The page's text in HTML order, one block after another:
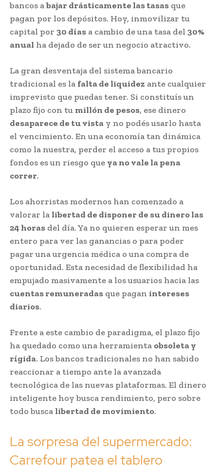
bancos abajar drásticamente las tasas que
pagan por los depósitos. Hoy, inmovilizar tu
capital por 30 días a cambio de una tasa del 30%
anual ha dejado de ser un negocio atractivo.
La gran desventaja del sistema bancario
tradicional es la falta de liquidez ante cualquier
imprevisto que puedas tener. Si constituís un
plazo fijo con tu millón de pesos, ese dinero
desaparece de tu vista y no podés usarlo hasta
el vencimiento. En una economía tan dinámica
como la nuestra, perder el acceso a tus propios
fondos es un riesgo que ya no vale la pena
correr.
Los ahorristas modernos han comenzado a
valorar la libertad de disponer de su dinero las
24 horas del día. Ya no quieren esperar un mes
entero para ver las ganancias o para poder
pagar una urgencia médica o una compra de
oportunidad. Esta necesidad de flexibilidad ha
empujado masivamente a los usuarios hacia las
cuentas remuneradas que pagan intereses
diarios.
Frente a este cambio de paradigma, el plazo fijo
ha quedado como una herramienta obsoleta y
rígida. Los bancos tradicionales no han sabido
reaccionar a tiempo ante la avanzada
tecnológica de las nuevas plataformas. El dinero
inteligente hoy busca rendimiento, pero sobre
todo busca libertad de movimiento.
La sorpresa del supermercado:
Carrefour patea el tablero